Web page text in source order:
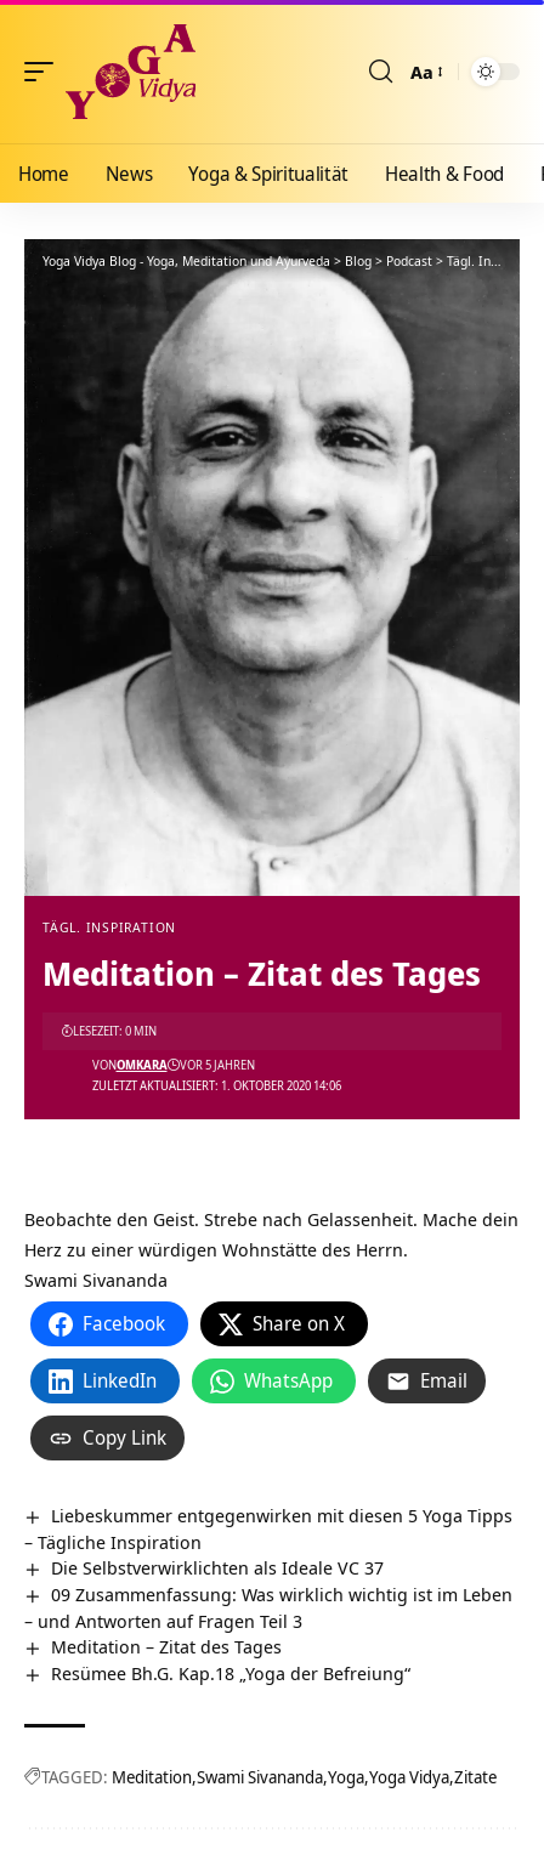
Aa
Home News Yoga & Spiritualität Health & Food
Yoga Vidya Blog - Yoga, Meditation und Ayurveda > Blog > Podcast > Tägl. Inspiration
TÄGL. INSPIRATION
Meditation – Zitat des Tages
ZULETZT AKTUALISIERT: 1. OKTOBER 2020 14:06
VONOMKARA VOR 5 JAHREN
LESEZEIT: 0 MIN
Beobachte den Geist. Strebe nach Gelassenheit. Mache dein
Herz zu einer würdigen Wohnstätte des Herrn.
Swami Sivananda
Facebook Share on X
LinkedIn WhatsApp Email
Copy Link
Liebeskummer entgegenwirken mit diesen 5 Yoga Tipps
– Tägliche Inspiration
Die Selbstverwirklichten als Ideale VC 37
09 Zusammenfassung: Was wirklich wichtig ist im Leben
– und Antworten auf Fragen Teil 3
Meditation – Zitat des Tages
Resümee Bh.G. Kap.18 „Yoga der Befreiung“
TAGGED: Meditation Swami Sivananda Yoga Yoga Vidya Zitate